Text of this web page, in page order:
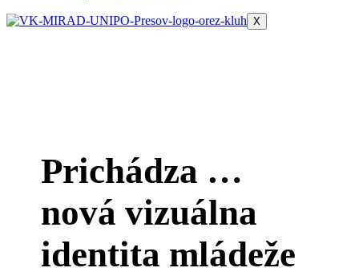
X
Prichádza …
nová vizuálna
identita mládeže